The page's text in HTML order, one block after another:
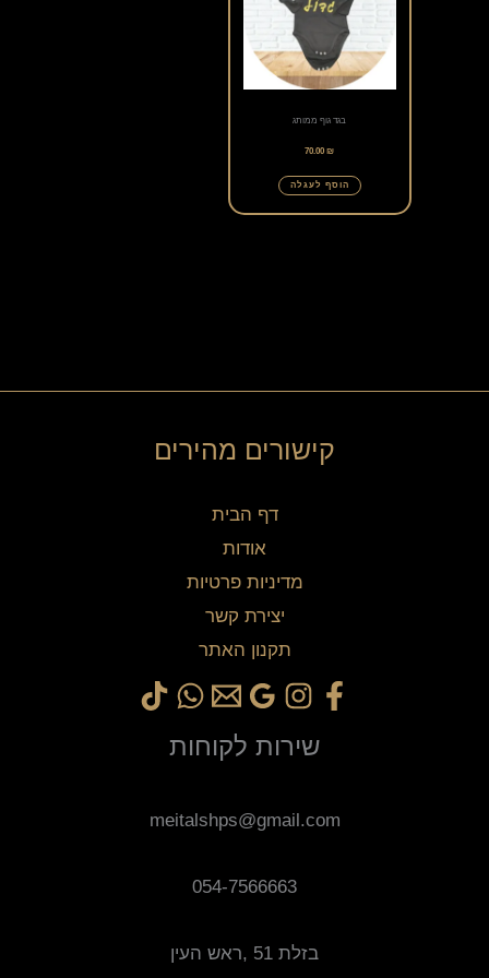
בגד גוף ממותג
70.00₪
הוסף לעגלה
יש
סוגים.
האפשרויות
קישורים מהירים
דף הבית
אודות
מדיניות פרטיות
יצירת קשר
תקנון האתר
שירות לקוחות
meitalshps@gmail.com
054-7566663
בזלת 51 ,ראש העין